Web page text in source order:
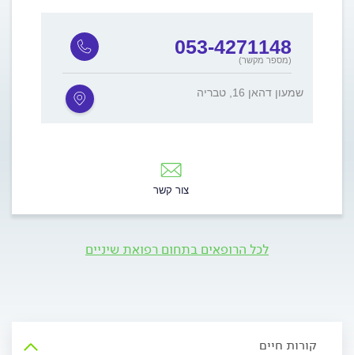
053-4271148
(מספר מקשר)
שמעון דהאן 16, טבריה
צור קשר
לכל הרופאים בתחום רפואת שיניים
קורות חיים